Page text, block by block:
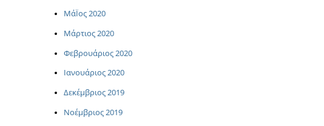
ΜάΪος 2020
Μάρτιος 2020
Φεβρουάριος 2020
Ιανουάριος 2020
Δεκέμβριος 2019
Νοέμβριος 2019